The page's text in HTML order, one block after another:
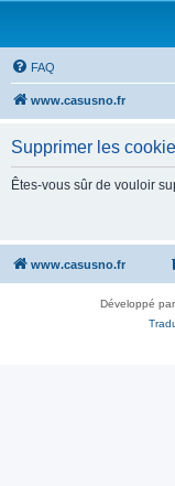
FAQ
www.casusno.fr
Supprimer les
Êtes-vous sûr de vouloir
www.casusno.fr
Développé par